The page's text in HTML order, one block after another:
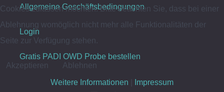
Allgemeine Geschäftsbedingungen
Login
Gratis PADI OWD Probe bestellen
Cookies zulassen möchten. Bitte beachten Sie, dass bei einer
Ablehnung womöglich nicht mehr alle Funktionalitäten der
Seite zur Verfügung stehen.
Akzeptieren
Ablehnen
Weitere Informationen
Impressum